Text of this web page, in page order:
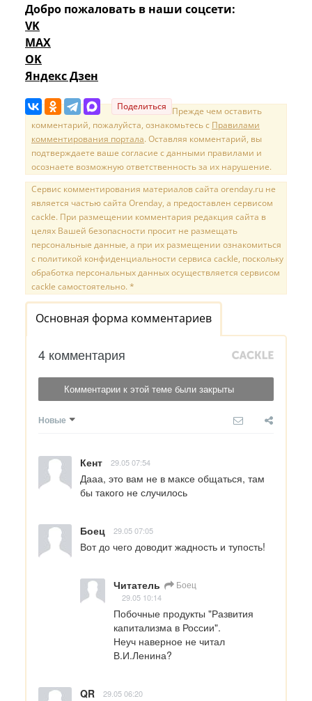
Добро пожаловать в наши соцсети:
VK
MAX
OK
Яндекс Дзен
Поделиться Прежде чем оставить
комментарий, пожалуйста, ознакомьтесь с Правилами
комментирования портала. Оставляя комментарий, вы
подтверждаете ваше согласие с данными правилами и
осознаете возможную ответственность за их нарушение.
Сервис комментирования материалов сайта orenday.ru не
является частью сайта Orenday, а предоставлен сервисом
cackle. При размещении комментария редакция сайта в
целях Вашей безопасности просит не размещать
персональные данные, а при их размещении ознакомиться
с политикой конфиденциальности сервиса cackle, поскольку
обработка персональных данных осуществляется сервисом
cackle самостоятельно. *
Основная форма комментариев
4 комментария
Комментарии к этой теме были закрыты
Новые
Кент 29.05 07:54
Дааа, это вам не в максе общаться, там
бы такого не случилось
Боец 29.05 07:05
Вот до чего доводит жадность и тупость!
Читатель Боец
29.05 10:14
Побочные продукты "Развития
капитализма в России".
Неуч наверное не читал
В.И.Ленина?
QR 29.05 06:20